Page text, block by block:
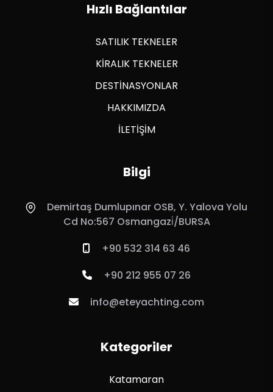
Hızlı Bağlantılar
SATILIK TEKNELER
KİRALIK TEKNELER
DESTİNASYONLAR
HAKKIMIZDA
İLETİŞİM
Bilgi
Demirtaş Dumlupınar OSB, Y. Yalova Yolu
Cd No:567 Osmangazi̇/BURSA
+90 532 314 63 46
+90 212 955 07 26
info@eteyachting.com
Kategoriler
Katamaran